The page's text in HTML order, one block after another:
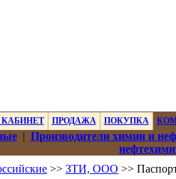
ПРОДАЖА ПОКУПКА
| Производители химии и
>> ЗТИ, ООО >>